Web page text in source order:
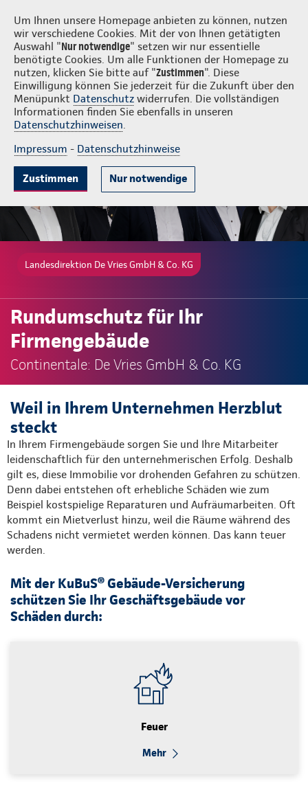
Um Ihnen unsere Homepage anbieten zu können, nutzen
wir verschiedene Cookies. Mit der von Ihnen getätigten
Auswahl "Nur notwendige" setzen wir nur essentielle
benötigte Cookies. Um alle Funktionen der Homepage zu
nutzen, klicken Sie bitte auf "Zustimmen". Diese
Einwilligung können Sie jederzeit für die Zukunft über den
Menüpunkt Datenschutz widerrufen. Die vollständigen
Informationen finden Sie ebenfalls in unseren
Datenschutzhinweisen.
Impressum - Datenschutzhinweise
Zustimmen Nur notwendige
De Vries GmbH & Co. KG Login
Gute Gründe Tarife & Leistungen Wissenswertes Beratung &
Landesdirektion De Vries GmbH & Co. KG
Rundumschutz für Ihr
Firmengebäude
Continentale: De Vries GmbH & Co. KG
Weil in Ihrem Unternehmen Herzblut
steckt
In Ihrem Firmengebäude sorgen Sie und Ihre Mitarbeiter
leidenschaftlich für den unternehmerischen Erfolg. Deshalb
gilt es, diese Immobilie vor drohenden Gefahren zu schützen.
Denn dabei entstehen oft erhebliche Schäden wie zum
Beispiel kostspielige Reparaturen und Aufräumarbeiten. Oft
kommt ein Mietverlust hinzu, weil die Räume während des
Schadens nicht vermietet werden können. Das kann teuer
werden.
Mit der KuBuS® Gebäude-Versicherung
schützen Sie Ihr Geschäftsgebäude vor
Schäden durch:
Feuer
Mehr